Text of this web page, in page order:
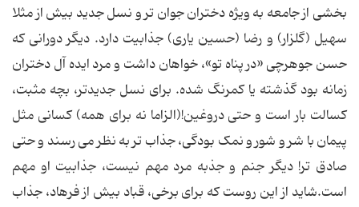
بخشی از جامعه به ویژه دختران جوان تر و نسل جدید بیش از مثلا
سهیل (گلزار) و رضا (حسین یاری) جذابیت دارد. دیگر دورانی که
حسن جوهرچی «در پناه تو»، خواهان داشت و مرد ایده آل دختران
زمانه بود گذشته یا کمرنگ شده. برای نسل جدیدتر، بچه مثبت،
کسالت بار است و حتی دروغین!(الزاما نه برای همه) کسانی مثل
پیمان با شر و شور و نمک بودگی، جذاب تر به نظر می رسند و حتی
صادق تر! دیگر جنم و جذبه مرد مهم نیست، جذابیت او مهم
است.شاید از این روست که برای برخی، قباد بیش از فرهاد، جذاب